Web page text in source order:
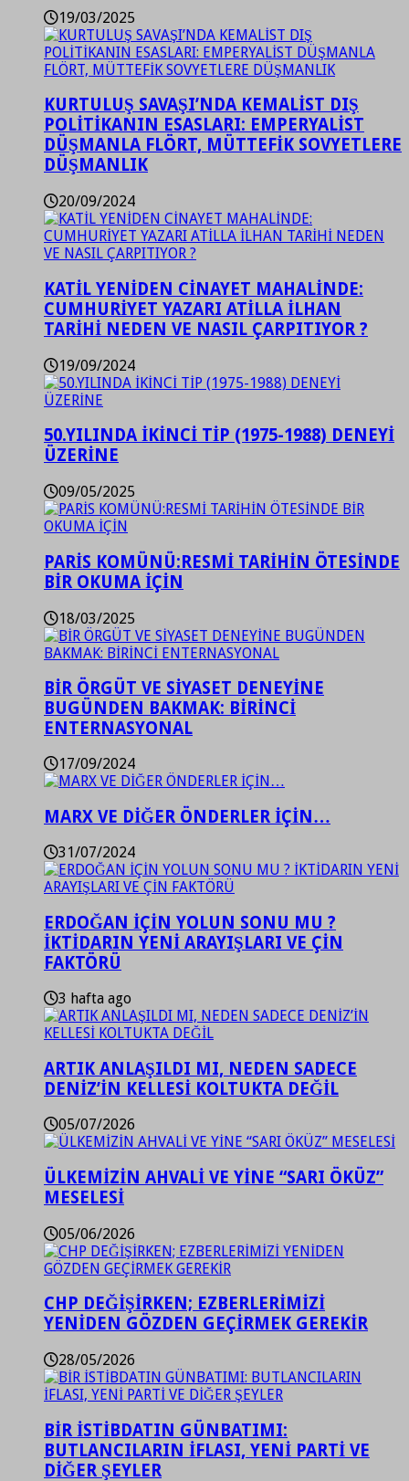
19/03/2025
KURTULUŞ SAVAŞI’NDA KEMALİST DIŞ
POLİTİKANIN ESASLARI: EMPERYALİST
DÜŞMANLA FLÖRT, MÜTTEFİK SOVYETLERE
DÜŞMANLIK
20/09/2024
KATİL YENİDEN CİNAYET MAHALİNDE:
CUMHURİYET YAZARI ATİLLA İLHAN
TARİHİ NEDEN VE NASIL ÇARPITIYOR ?
19/09/2024
50.YILINDA İKİNCİ TİP (1975-1988) DENEYİ
ÜZERİNE
09/05/2025
PARİS KOMÜNÜ:RESMİ TARİHİN ÖTESİNDE
BİR OKUMA İÇİN
18/03/2025
BİR ÖRGÜT VE SİYASET DENEYİNE
BUGÜNDEN BAKMAK: BİRİNCİ
ENTERNASYONAL
17/09/2024
MARX VE DİĞER ÖNDERLER İÇİN…
31/07/2024
ERDOĞAN İÇİN YOLUN SONU MU ?
İKTİDARIN YENİ ARAYIŞLARI VE ÇİN
FAKTÖRÜ
3 hafta ago
ARTIK ANLAŞILDI MI, NEDEN SADECE
DENİZ’İN KELLESİ KOLTUKTA DEĞİL
05/07/2026
ÜLKEMİZİN AHVALİ VE YİNE “SARI ÖKÜZ”
MESELESİ
05/06/2026
CHP DEĞİŞİRKEN; EZBERLERİMİZİ
YENİDEN GÖZDEN GEÇİRMEK GEREKİR
28/05/2026
BİR İSTİBDATIN GÜNBATIMI:
BUTLANCILARIN İFLASI, YENİ PARTİ VE
DİĞER ŞEYLER